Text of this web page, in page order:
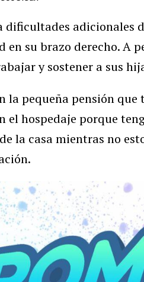
dificultades adicionales
en su brazo derecho. A
y sostener a sus
la pequeña pensión
el hospedaje porque
la casa mientras no